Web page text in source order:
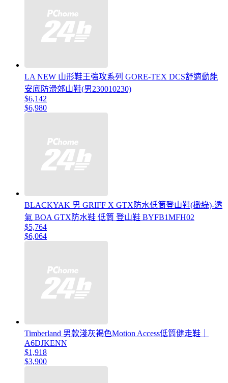
LA NEW 山形鞋王強攻系列 GORE-TEX DCS舒適動能
安底防滑郊山鞋(男230010230)
$6,142
$6,980
BLACKYAK 男 GRIFF X GTX防水低筒登山鞋(橄綠)-透
氣 BOA GTX防水鞋 低筒 登山鞋 BYFB1MFH02
$5,764
$6,064
Timberland 男款淺灰褐色Motion Access低筒健走鞋｜
A6DJKENN
$1,918
$3,900